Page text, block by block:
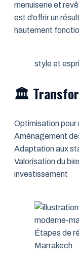
menuiserie et
est d’offrir un
hautement
style et
🏛️
Optimisation pour
Aménagement
Adaptation aux
Valorisation du
investissement
Étapes de
Marrakech